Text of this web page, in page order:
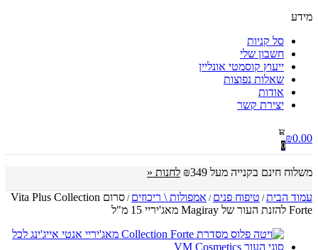
מידע
סל קניות
חשבון שלי
ייעוץ קוסמטי אונליין
שאלות נפוצות
אודות
יצירת קשר
₪0.00
0
משלוח חינם בקנייה מעל ₪349 לחנות «
עמוד הבית/ טיפוח פנים / אמפולות \ ריכוזים /
סרום Vita Plus Collection
Forte להזנת העור של Magiray מאג'יריי 15 מ"ל